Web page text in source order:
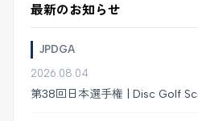
最新のお知らせ
JPDGA
2026.08.04
第38回日本選手権 | Disc Golf